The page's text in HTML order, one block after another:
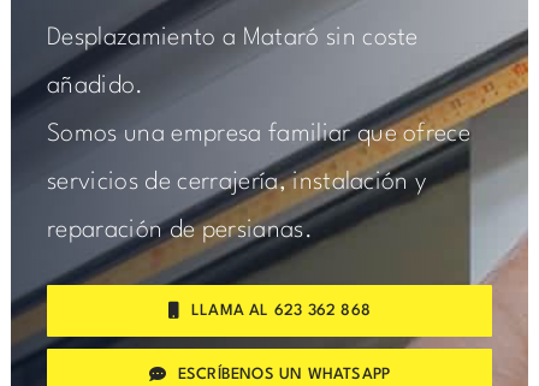
Desplazamiento a Mataró sin coste
añadido.
Somos una empresa familiar que ofrece
servicios de cerrajería, instalación y
reparación de persianas.
LLAMA AL 623 362 868
ESCRÍBENOS UN WHATSAPP